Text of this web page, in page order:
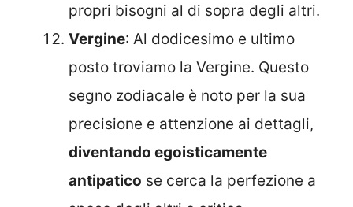
propri bisogni al di sopra degli altri.
Vergine: Al dodicesimo e ultimo
posto troviamo la Vergine. Questo
segno zodiacale è noto per la sua
precisione e attenzione ai dettagli,
diventando egoisticamente
antipatico se cerca la perfezione a